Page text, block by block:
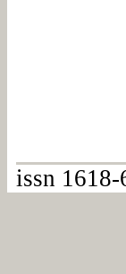
issn 1618-